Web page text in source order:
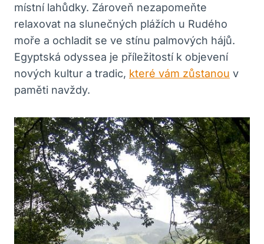
místní lahůdky. Zároveň nezapomeňte
relaxovat na slunečných plážích u Rudého
moře a ochladit se ve stínu palmových hájů.
Egyptská odyssea je příležitostí k objevení
nových kultur a tradic, které vám zůstanou v
paměti navždy.